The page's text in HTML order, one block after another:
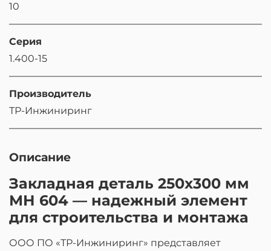
10
Серия
1.400-15
Производитель
ТР-Инжиниринг
Описание
Закладная деталь 250х300 мм
МН 604 — надежный элемент
для строительства и монтажа
ООО ПО «ТР-Инжиниринг» представляет